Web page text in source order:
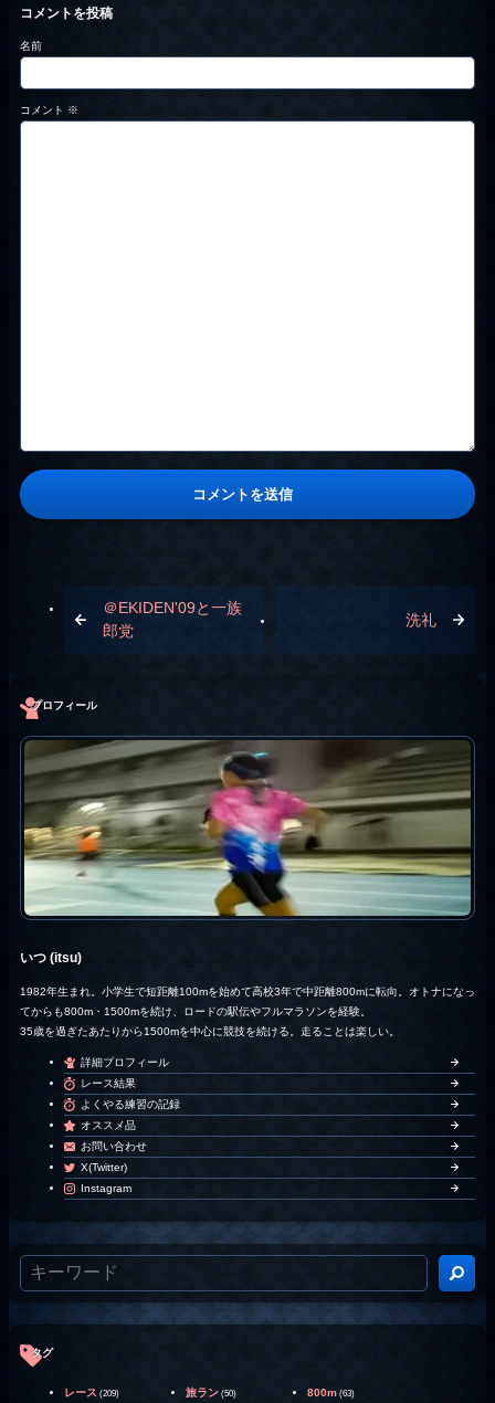
コメントを投稿
名前
コメント ※
＠EKIDEN'09と一族
郎党
洗礼
プロフィール
いつ (itsu)
1982年生まれ。小学生で短距離100mを始めて高校3年で中距離800mに転向。オトナになっ
てからも800m・1500mを続け、ロードの駅伝やフルマラソンを経験。
35歳を過ぎたあたりから1500mを中心に競技を続ける。走ることは楽しい。
詳細プロフィール
レース結果
よくやる練習の記録
オススメ品
お問い合わせ
X(Twitter)
Instagram
タグ
レース (209) 旅ラン (50) 800m (63)